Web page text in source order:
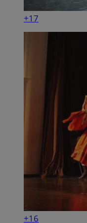
+17
+16